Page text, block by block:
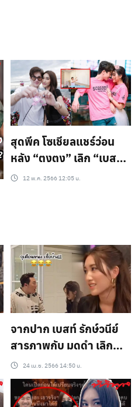
สุดพีค โซเชียลแชร์ว่อน
หลัง “ตงตง” เลิก “เบสท์”
โดนแฉไม่หยุด
12 พ.ค. 2566 12:05 น.
จากปาก เบสท์ รักษ์วนีย์
สารภาพกับ มดดำ เลิก
ตงตง เมื่อไหร่ ลั่น xูเตือน
เชื่อบ้าง
24 เม.ย. 2566 14:50 น.